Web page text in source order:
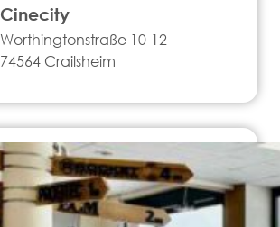
Cinecity
Worthingtonstraße 10-12
74564 Crailsheim